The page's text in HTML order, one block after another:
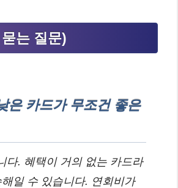
는 질문)
은 카드가 무조건 좋은
다. 혜택이 거의 없는 카드라
일 수 있습니다. 연회비가